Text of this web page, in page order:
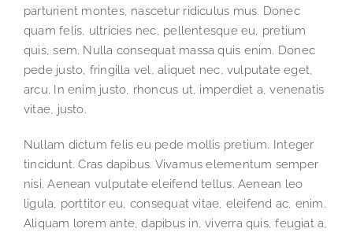
parturient montes, nascetur ridiculus mus. Donec
quam felis, ultricies nec, pellentesque eu, pretium
quis, sem. Nulla consequat massa quis enim. Donec
pede justo, fringilla vel, aliquet nec, vulputate eget,
arcu. In enim justo, rhoncus ut, imperdiet a, venenatis
vitae, justo.
Nullam dictum felis eu pede mollis pretium. Integer
tincidunt. Cras dapibus. Vivamus elementum semper
nisi. Aenean vulputate eleifend tellus. Aenean leo
ligula, porttitor eu, consequat vitae, eleifend ac, enim.
Aliquam lorem ante, dapibus in, viverra quis, feugiat a,